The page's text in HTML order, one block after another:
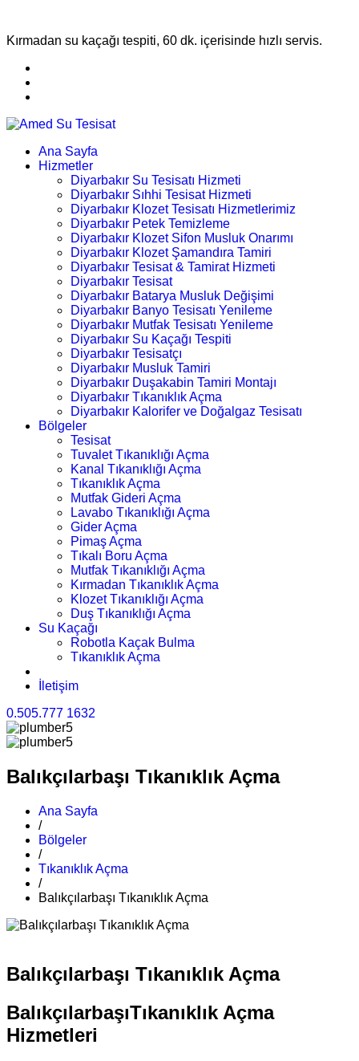
Kırmadan su kaçağı tespiti, 60 dk. içerisinde hızlı servis.
Ana Sayfa
Hizmetler
Diyarbakır Su Tesisatı Hizmeti
Diyarbakır Sıhhi Tesisat Hizmeti
Diyarbakır Klozet Tesisatı Hizmetlerimiz
Diyarbakır Petek Temizleme
Diyarbakır Klozet Sifon Musluk Onarımı
Diyarbakır Klozet Şamandıra Tamiri
Diyarbakır Tesisat & Tamirat Hizmeti
Diyarbakır Tesisat
Diyarbakır Batarya Musluk Değişimi
Diyarbakır Banyo Tesisatı Yenileme
Diyarbakır Mutfak Tesisatı Yenileme
Diyarbakır Su Kaçağı Tespiti
Diyarbakır Tesisatçı
Diyarbakır Musluk Tamiri
Diyarbakır Duşakabin Tamiri Montajı
Diyarbakır Tıkanıklık Açma
Diyarbakır Kalorifer ve Doğalgaz Tesisatı
Bölgeler
Tesisat
Tuvalet Tıkanıklığı Açma
Kanal Tıkanıklığı Açma
Tıkanıklık Açma
Mutfak Gideri Açma
Lavabo Tıkanıklığı Açma
Gider Açma
Pimaş Açma
Tıkalı Boru Açma
Mutfak Tıkanıklığı Açma
Kırmadan Tıkanıklık Açma
Klozet Tıkanıklığı Açma
Duş Tıkanıklığı Açma
Su Kaçağı
Robotla Kaçak Bulma
Tıkanıklık Açma
İletişim
0.505.777 1632
Balıkçılarbaşı Tıkanıklık Açma
Ana Sayfa
/
Bölgeler
/
Tıkanıklık Açma
/
Balıkçılarbaşı Tıkanıklık Açma
Balıkçılarbaşı Tıkanıklık Açma
BalıkçılarbaşıTıkanıklık Açma
Hizmetleri